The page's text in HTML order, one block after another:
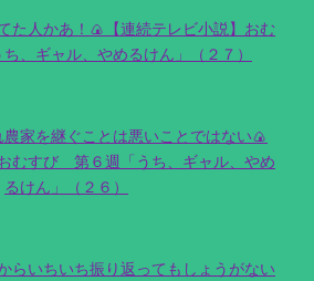
た人かあ！🍙【連続テレビ小説】おむ
、ギャル、やめるけん」（２７）
家を継ぐことは悪いことではない🍙
おむすび 第６週「うち、ギャル、やめ
るけん」（２６）
らいちいち振り返ってもしょうがない